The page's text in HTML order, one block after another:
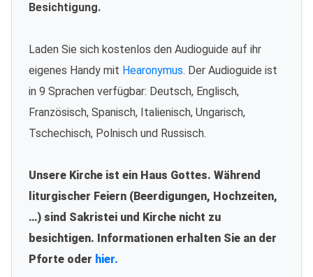
Besichtigung.
Laden Sie sich kostenlos den Audioguide auf ihr
eigenes Handy mit Hearonymus. Der Audioguide ist
in 9 Sprachen verfügbar: Deutsch, Englisch,
Französisch, Spanisch, Italienisch, Ungarisch,
Tschechisch, Polnisch und Russisch.
Unsere Kirche ist ein Haus Gottes. Während
liturgischer Feiern (Beerdigungen, Hochzeiten,
…) sind Sakristei und Kirche nicht zu
besichtigen. Informationen erhalten Sie an der
Pforte oder hier.